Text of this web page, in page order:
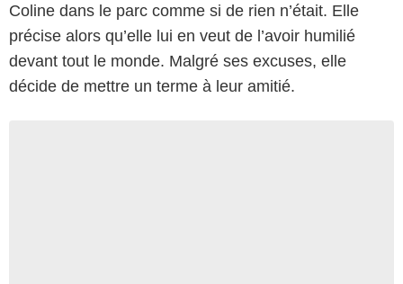
Coline dans le parc comme si de rien n’était. Elle
précise alors qu’elle lui en veut de l’avoir humilié
devant tout le monde. Malgré ses excuses, elle
décide de mettre un terme à leur amitié.